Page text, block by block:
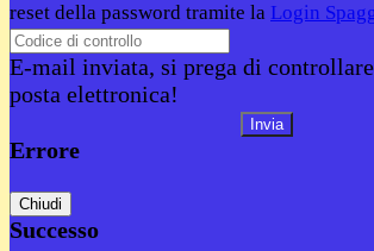
reset della password tramite la Login
E-mail inviata, si prega di
posta elettronica!
Errore
Chiudi
Successo